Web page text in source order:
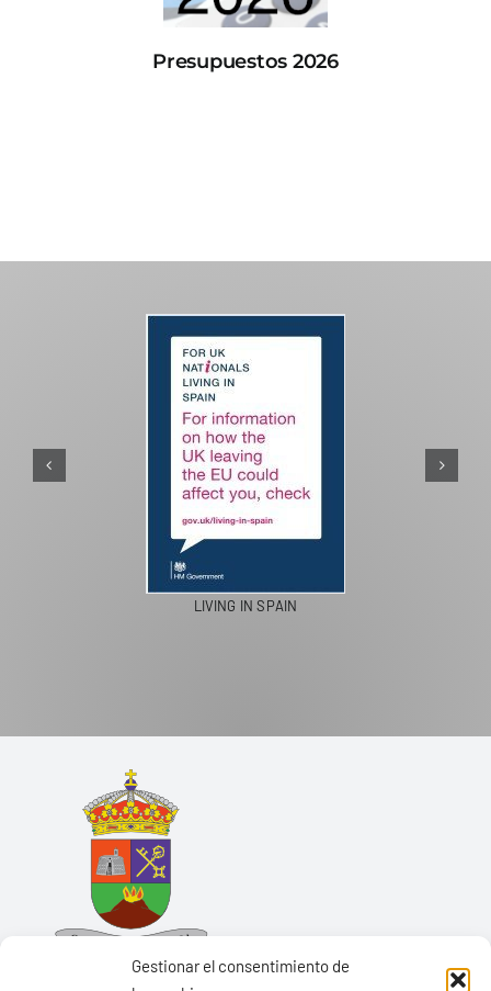
Gestionar el consentimiento de
Presupuestos 2026
LIVING IN SPAIN